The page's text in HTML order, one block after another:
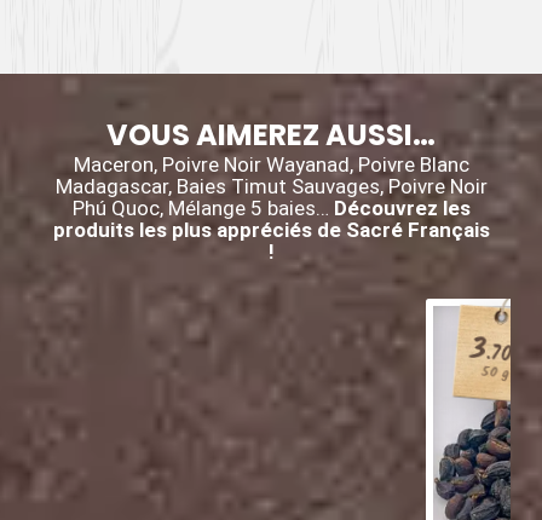
VOUS AIMEREZ AUSSI…
Maceron, Poivre Noir Wayanad, Poivre Blanc
Madagascar, Baies Timut Sauvages, Poivre Noir
Phú Quoc, Mélange 5 baies… Découvrez les
produits les plus appréciés de Sacré Français
!
3.70
50 g